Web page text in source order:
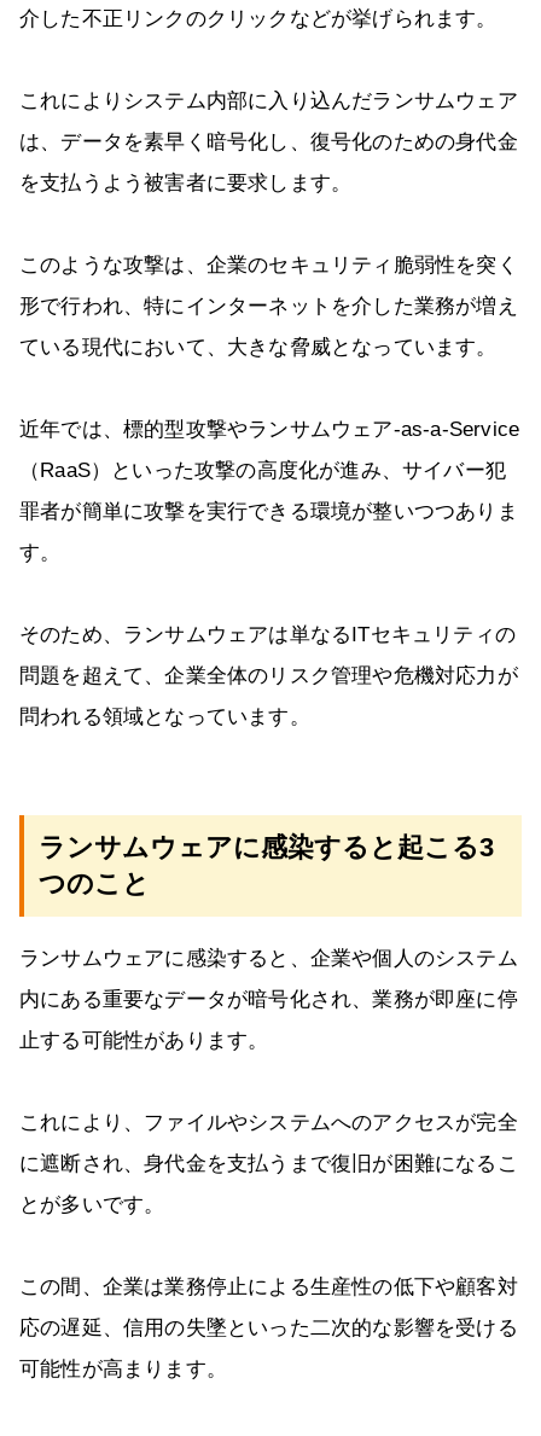
介した不正リンクのクリックなどが挙げられます。
これによりシステム内部に入り込んだランサムウェア
は、データを素早く暗号化し、復号化のための身代金
を支払うよう被害者に要求します。
このような攻撃は、企業のセキュリティ脆弱性を突く
形で行われ、特にインターネットを介した業務が増え
ている現代において、大きな脅威となっています。
近年では、標的型攻撃やランサムウェア-as-a-Service
（RaaS）といった攻撃の高度化が進み、サイバー犯
罪者が簡単に攻撃を実行できる環境が整いつつありま
す。
そのため、ランサムウェアは単なるITセキュリティの
問題を超えて、企業全体のリスク管理や危機対応力が
問われる領域となっています。
ランサムウェアに感染すると起こる3
つのこと
ランサムウェアに感染すると、企業や個人のシステム
内にある重要なデータが暗号化され、業務が即座に停
止する可能性があります。
これにより、ファイルやシステムへのアクセスが完全
に遮断され、身代金を支払うまで復旧が困難になるこ
とが多いです。
この間、企業は業務停止による生産性の低下や顧客対
応の遅延、信用の失墜といった二次的な影響を受ける
可能性が高まります。